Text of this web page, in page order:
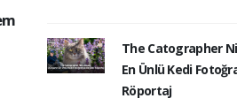
The Catographer
En Ünlü Kedi
Röportaj